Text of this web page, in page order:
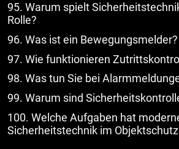
95. Warum spielt
Rolle?
96. Was ist ein Bewegungsmelder?
97. Wie funktionieren
98. Was tun Sie bei
99. Warum sind
100. Welche Aufgaben hat
Sicherheitstechnik im